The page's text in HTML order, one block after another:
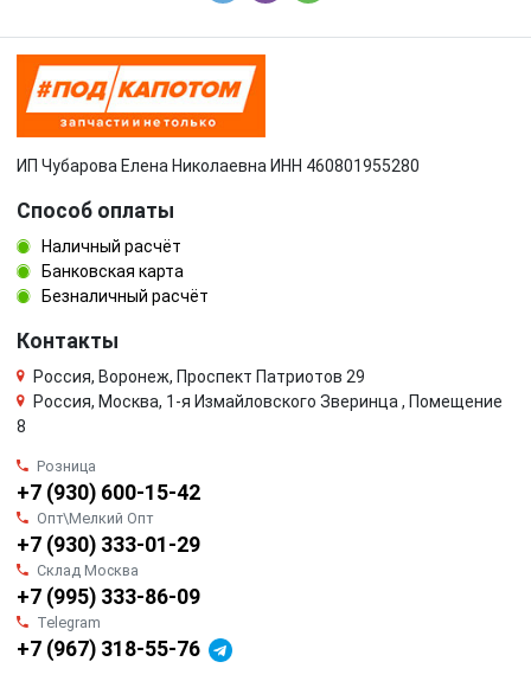
ИП Чубарова Елена Николаевна ИНН 460801955280
Способ оплаты
Наличный расчёт
Банковская карта
Безналичный расчёт
Контакты
Россия, Воронеж, Проспект Патриотов 29
Россия, Москва, 1-я Измайловского Зверинца , Помещение
8
Розница
+7 (930) 600-15-42
Опт\Мелкий Опт
+7 (930) 333-01-29
Склад Москва
+7 (995) 333-86-09
Telegram
+7 (967) 318-55-76